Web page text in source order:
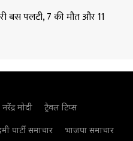
बस पलटी, 7 की मौत और 11
नरेंद्र मोदी
ट्रैवल टिप्स
पार्टी समाचार
भाजपा समाचार